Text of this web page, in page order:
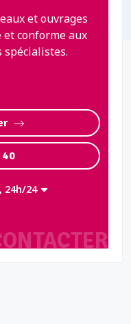
et ouvrages
conforme aux
spécialistes.
40
24h/24